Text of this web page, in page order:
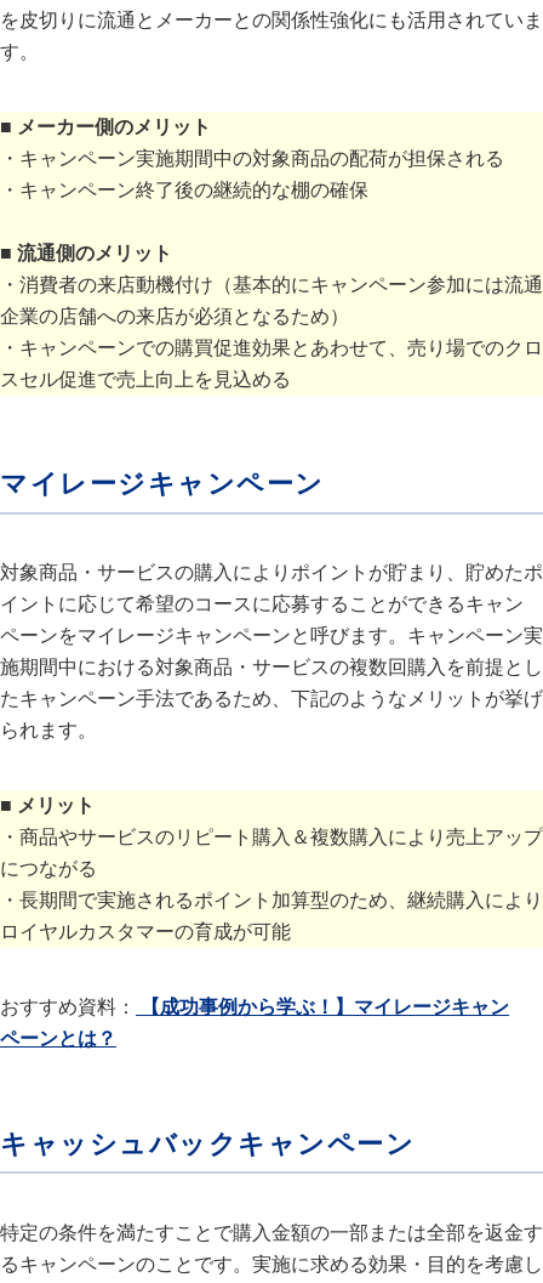
を皮切りに流通とメーカーとの関係性強化にも活用されていま
す。
■ メーカー側のメリット
・キャンペーン実施期間中の対象商品の配荷が担保される
・キャンペーン終了後の継続的な棚の確保
■ 流通側のメリット
・消費者の来店動機付け（基本的にキャンペーン参加には流通
企業の店舗への来店が必須となるため）
・キャンペーンでの購買促進効果とあわせて、売り場でのクロ
スセル促進で売上向上を見込める
マイレージキャンペーン
対象商品・サービスの購入によりポイントが貯まり、貯めたポ
イントに応じて希望のコースに応募することができるキャン
ペーンをマイレージキャンペーンと呼びます。キャンペーン実
施期間中における対象商品・サービスの複数回購入を前提とし
たキャンペーン手法であるため、下記のようなメリットが挙げ
られます。
■ メリット
・商品やサービスのリピート購入＆複数購入により売上アップ
につながる
・長期間で実施されるポイント加算型のため、継続購入により
ロイヤルカスタマーの育成が可能
おすすめ資料：
【成功事例から学ぶ！】マイレージキャン
ペーンとは？
キャッシュバックキャンペーン
特定の条件を満たすことで購入金額の一部または全部を返金す
るキャンペーンのことです。実施に求める効果・目的を考慮し